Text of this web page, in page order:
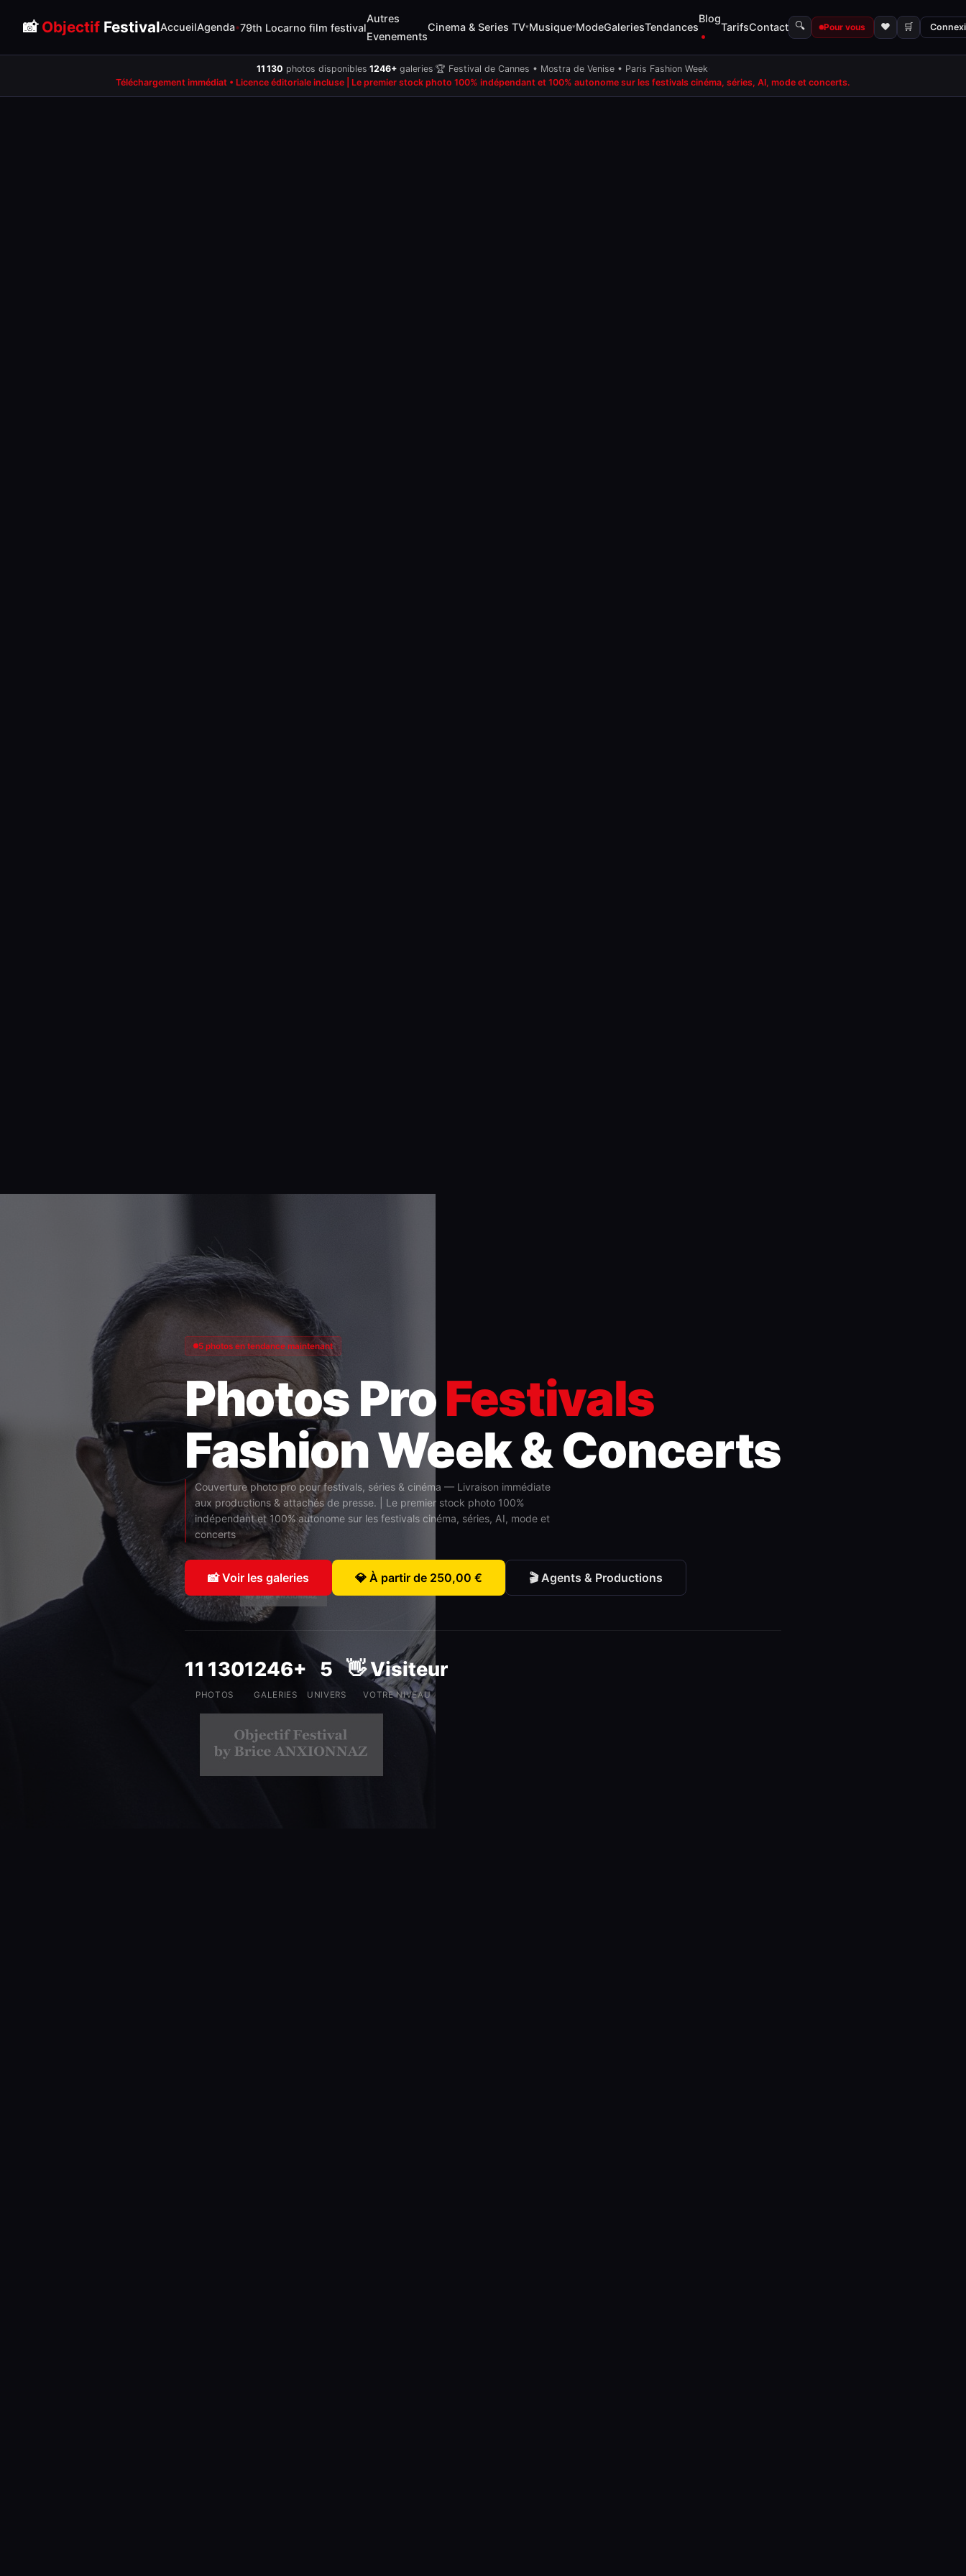
📸 Objectif FestivalAccueilAgenda 79th Locarno film festival
Autres
Evenements
Cinema & Series TV▾Musique▾ModeGaleriesTendances
Blog
TarifsContact 🔍 Pour vous ♥ 🛒
11 130 photos disponibles·1246+galeries·🏆 Festival de Cannes • Mostra de Venise • Paris Fashion Week·
Téléchargement immédiat • Licence éditoriale incluse | Le premier stock photo 100% indépendant et 100% autonome sur les festivals cinéma, séries, AI, mode et concerts.
5 photos en tendance maintenant
Photos ProFestivals
Fashion Week & Concerts
Couverture photo pro pour festivals, séries & cinéma — Livraison immédiate
aux productions & attachés de presse. | Le premier stock photo 100%
indépendant et 100% autonome sur les festivals cinéma, séries, AI, mode et
concerts
📸 Voir les galeries 💎 À partir de 250,00 € 🎬 Agents & Productions
11 130
PHOTOS
1246+
GALERIES
5
UNIVERS
👋 Visiteur
VOTRE NIVEAU